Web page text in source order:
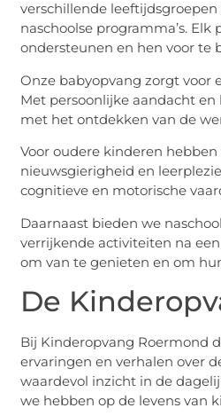
verschillende
naschoolse programma’s.
ondersteunen en hen voor te
Onze babyopvang zorgt voor
Met persoonlijke aandacht en
met het ontdekken van de
Voor oudere kinderen
nieuwsgierigheid en
cognitieve en motorische
Daarnaast bieden we
verrijkende activiteiten na
om van te genieten en om
De
Bij Kinderopvang Roermond
ervaringen en verhalen over
waardevol inzicht in de
we hebben op de levens van